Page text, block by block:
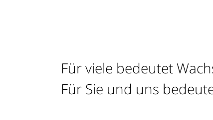
Für viele bedeutet
Für Sie und uns